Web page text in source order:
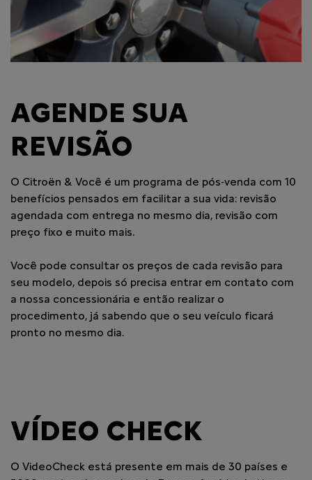
AGENDE SUA
REVISÃO
O Citroën & Você é um programa de pós-venda com 10
benefícios pensados em facilitar a sua vida: revisão
agendada com entrega no mesmo dia, revisão com
preço fixo e muito mais.
Você pode consultar os preços de cada revisão para
seu modelo, depois só precisa entrar em contato com
a nossa concessionária e então realizar o
procedimento, já sabendo que o seu veículo ficará
pronto no mesmo dia.
VÍDEO CHECK
O VideoCheck está presente em mais de 30 países e